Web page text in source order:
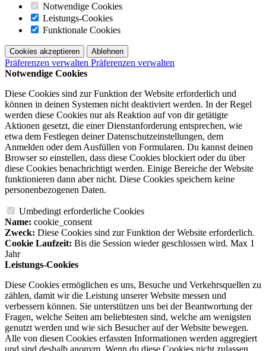
Notwendige Cookies
Leistungs-Cookies
Funktionale Cookies
Cookies akzeptieren Ablehnen
Präferenzen verwalten Präferenzen verwalten
Notwendige Cookies
Diese Cookies sind zur Funktion der Website erforderlich und
können in deinen Systemen nicht deaktiviert werden. In der Regel
werden diese Cookies nur als Reaktion auf von dir getätigte
Aktionen gesetzt, die einer Dienstanforderung entsprechen, wie
etwa dem Festlegen deiner Datenschutzeinstellungen, dem
Anmelden oder dem Ausfüllen von Formularen. Du kannst deinen
Browser so einstellen, dass diese Cookies blockiert oder du über
diese Cookies benachrichtigt werden. Einige Bereiche der Website
funktionieren dann aber nicht. Diese Cookies speichern keine
personenbezogenen Daten.
Umbedingt erforderliche Cookies
Name: cookie_consent
Zweck: Diese Cookies sind zur Funktion der Website erforderlich.
Cookie Laufzeit: Bis die Session wieder geschlossen wird. Max 1
Jahr
Leistungs-Cookies
Diese Cookies ermöglichen es uns, Besuche und Verkehrsquellen zu
zählen, damit wir die Leistung unserer Website messen und
verbessern können. Sie unterstützen uns bei der Beantwortung der
Fragen, welche Seiten am beliebtesten sind, welche am wenigsten
genutzt werden und wie sich Besucher auf der Website bewegen.
Alle von diesen Cookies erfassten Informationen werden aggregiert
und sind deshalb anonym. Wenn du diese Cookies nicht zulassen